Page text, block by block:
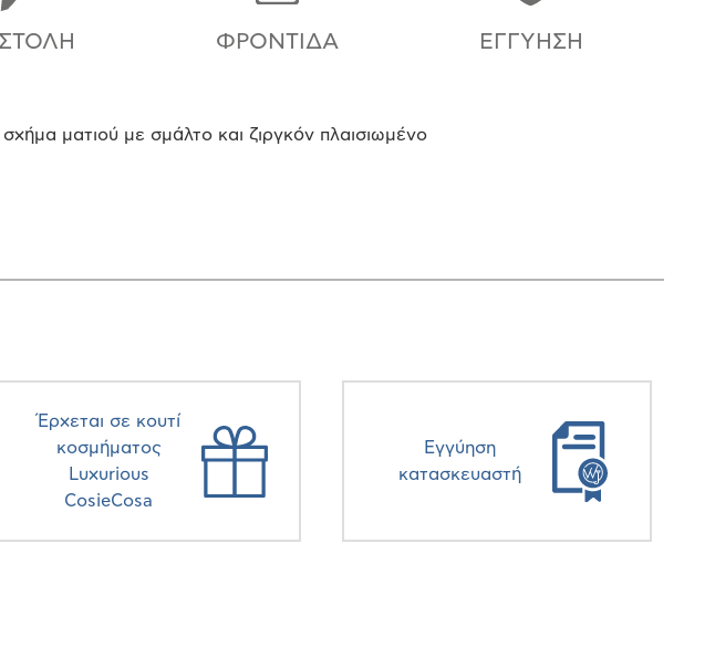
ΦΡΟΝΤΊΔΑ ΕΓΓΎΗΣΗ
ματιού με σμάλτο και ζιργκόν πλαισιωμένο
Έρχεται σε κουτί
κοσμήματος
Luxurious
CosieCosa
Eγγύηση
κατασκευαστή